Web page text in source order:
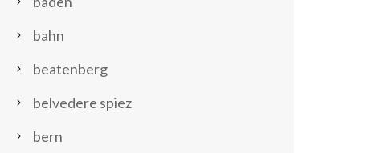
bahn
beatenberg
belvedere spiez
bern